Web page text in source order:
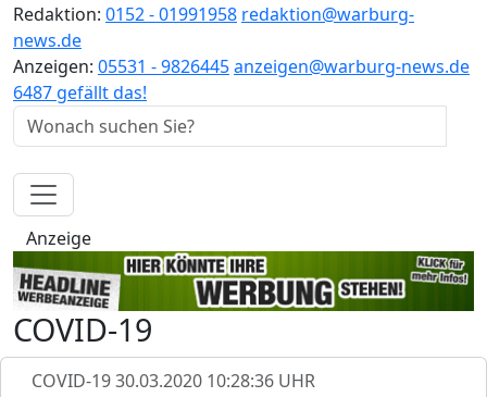
Redaktion: 0152 - 01991958 redaktion@warburg-
news.de
Anzeigen: 05531 - 9826445anzeigen@warburg-news.de
6487 gefällt das!
Anzeige
COVID-19
COVID-1930.03.2020 10:28:36 UHR